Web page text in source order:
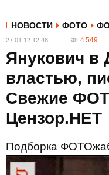
НОВОСТИ ФОТО
27.01.12 12:48 4 549
Янукович в
властью,
Свежие
Цензор.НЕТ
Подборка